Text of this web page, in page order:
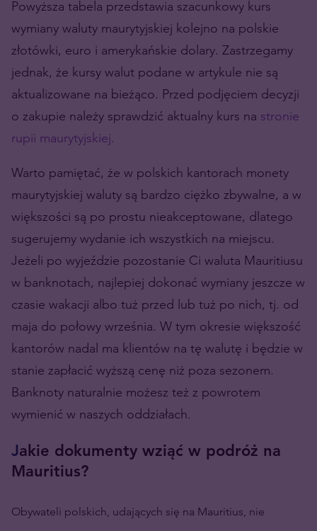
Powyższa tabela przedstawia szacunkowy kurs
wymiany waluty maurytyjskiej kolejno na polskie
złotówki, euro i amerykańskie dolary. Zastrzegamy
jednak, że kursy walut podane w artykule nie są
aktualizowane na bieżąco. Przed podjęciem decyzji
o zakupie należy sprawdzić aktualny kurs na stronie
rupii maurytyjskiej.
Warto pamiętać, że w polskich kantorach monety
maurytyjskiej waluty są bardzo ciężko zbywalne, a w
większości są po prostu nieakceptowane, dlatego
sugerujemy wydanie ich wszystkich na miejscu.
Jeżeli po wyjeździe pozostanie Ci waluta Mauritiusu
w banknotach, najlepiej dokonać wymiany jeszcze w
czasie wakacji albo tuż przed lub tuż po nich, tj. od
maja do połowy września. W tym okresie większość
kantorów nadal ma klientów na tę walutę i będzie w
stanie zapłacić wyższą cenę niż poza sezonem.
Banknoty naturalnie możesz też z powrotem
wymienić w naszych oddziałach.
Jakie dokumenty wziąć w podróż na
Mauritius?
Obywateli polskich, udających się na Mauritius, nie